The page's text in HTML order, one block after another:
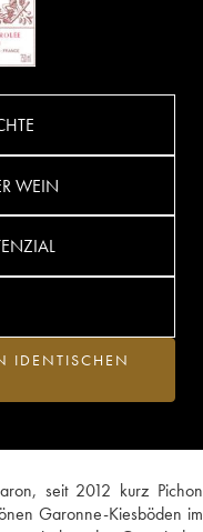
seit 2012 kurz Pichon
Garonne-Kiesböden im
WEIN
IDENTISCHEN